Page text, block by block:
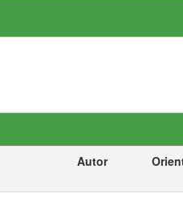
Autor